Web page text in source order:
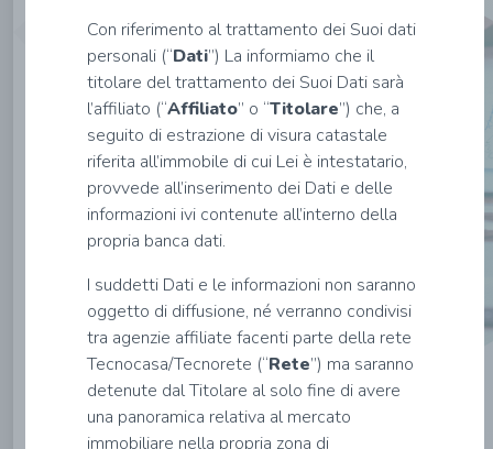
tuoi
dati
Nome*
Email*
Codice
Fiscale*
Con riferimento al trattamento dei Suoi dati
personali (“Dati”) La informiamo che il
titolare del trattamento dei Suoi Dati sarà
l’affiliato (“Affiliato” o “Titolare”) che, a
seguito di estrazione di visura catastale
riferita all’immobile di cui Lei è intestatario,
provvede all’inserimento dei Dati e delle
informazioni ivi contenute all’interno della
propria banca dati.
I suddetti Dati e le informazioni non saranno
oggetto di diffusione, né verranno condivisi
tra agenzie affiliate facenti parte della rete
Tecnocasa/Tecnorete (“Rete”) ma saranno
detenute dal Titolare al solo fine di avere
una panoramica relativa al mercato
immobiliare nella propria zona di